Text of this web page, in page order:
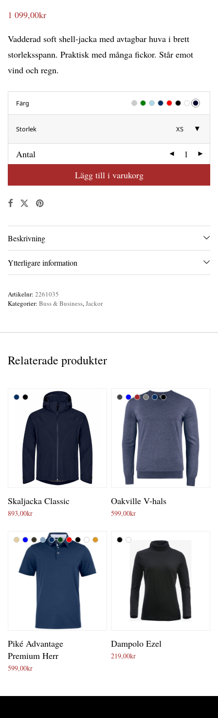
1 099,00kr
Vadderad soft shell-jacka med avtagbar huva i brett
storleksspann. Praktisk med många fickor. Står emot
vind och regn.
Färg
Storlek XS
Antal
Lägg till i varukorg
Beskrivning
Ytterligare information
Artikelnr: 2261035
Kategorier: Buss & Business,Jackor
Relaterade produkter
Skaljacka Classic
893,00kr
Oakville V-hals
599,00kr
Piké Advantage
Premium Herr
599,00kr
Dampolo Ezel
219,00kr